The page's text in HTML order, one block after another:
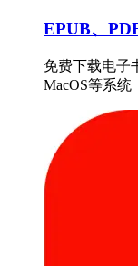
EPUB、
免费下载电子
MacOS等系统